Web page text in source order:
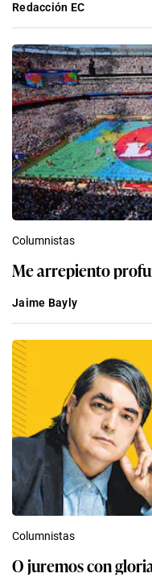
Redacción EC
Columnistas
Me arrepiento
Jaime Bayly
Columnistas
O juremos con